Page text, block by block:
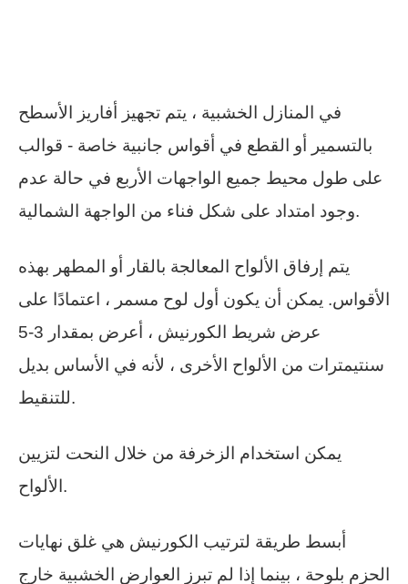
في المنازل الخشبية ، يتم تجهيز أفاريز الأسطح
بالتسمير أو القطع في أقواس جانبية خاصة - قوالب
على طول محيط جميع الواجهات الأربع في حالة عدم
وجود امتداد على شكل فناء من الواجهة الشمالية.
يتم إرفاق الألواح المعالجة بالقار أو المطهر بهذه
الأقواس. يمكن أن يكون أول لوح مسمر ، اعتمادًا على
عرض شريط الكورنيش ، أعرض بمقدار 3-5
سنتيمترات من الألواح الأخرى ، لأنه في الأساس بديل
للتنقيط.
يمكن استخدام الزخرفة من خلال النحت لتزيين
الألواح.
أبسط طريقة لترتيب الكورنيش هي غلق نهايات
الحزم بلوحة ، بينما إذا لم تبرز العوارض الخشبية خارج